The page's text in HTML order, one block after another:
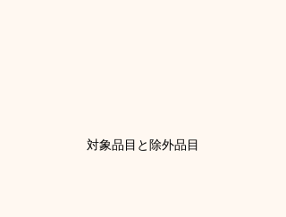
対象品目と除外品目